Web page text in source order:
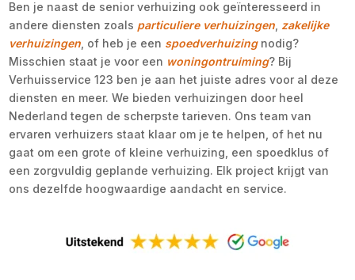
Ben je naast de senior verhuizing ook geïnteresseerd in
andere diensten zoals particuliere verhuizingen zakelijke
verhuizingen , of heb je een spoedverhuizingnodig?
Misschien staat je voor een woningontruiming? Bij
Verhuisservice 123 ben je aan het juiste adres voor al deze
diensten en meer. We bieden verhuizingen door heel
Nederland tegen de scherpste tarieven. Ons team van
ervaren verhuizers staat klaar om je te helpen, of het nu
gaat om een grote of kleine verhuizing, een spoedklus of
een zorgvuldig geplande verhuizing. Elk project krijgt van
ons dezelfde hoogwaardige aandacht en service.